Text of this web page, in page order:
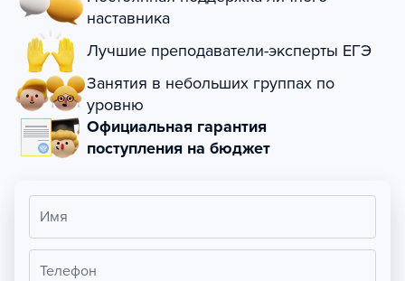
наставника
Лучшие преподаватели-эксперты ЕГЭ
Занятия в небольших группах по
уровню
Официальная гарантия
поступления на бюджет
Имя
Телефон